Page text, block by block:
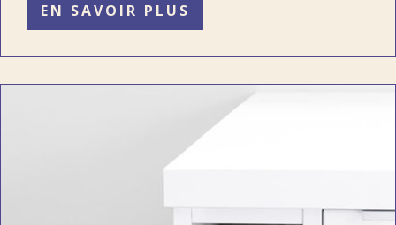
EN SAVOIR PLUS